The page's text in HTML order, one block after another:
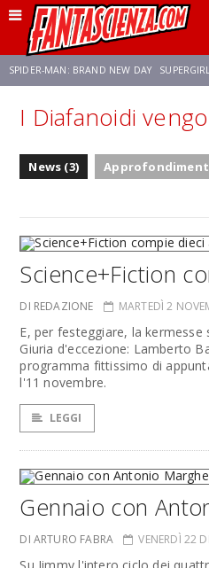
SPIDER-MAN: BRAND NEW DAY
FRANCO RICCIARDIELLO ZENDAYA STAR
I Diafanoidi
News (3)
Science+Fiction
DI REDAZIONE MARTEDÌ 2
E, per festeggiare, la kermesse
Giuria d'eccezione: Lamberto
programma fittissimo di
l'11 novembre.
LEGGI
Gennaio con
DI ARTURO FABRA VENERDÌ 22